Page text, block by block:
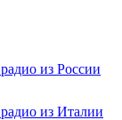
из России
из Италии